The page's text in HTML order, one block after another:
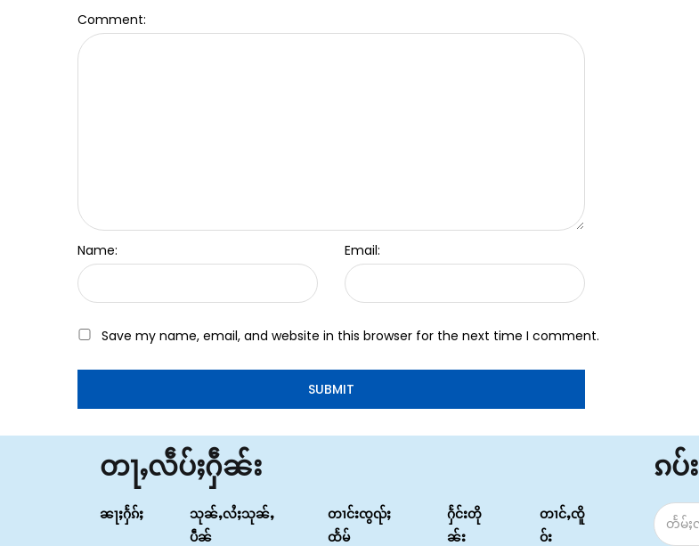
Comment:
Name: Email:
Save my name, email, and website in this browser for the next time I comment.
တႃႇလဵပ်ႈႁဵၼ်း
ၼႃႈႁႅၵ်ႈ
သုၼ်ႇလႆႈသုၼ်ႇ
ပဵၼ်
တၢင်းၸွၺ်ႈ
ထႅမ်
ႁႅင်းတို
ၼ်း
တၢင်ႇၸိူ
ဝ်း
ၵပ်